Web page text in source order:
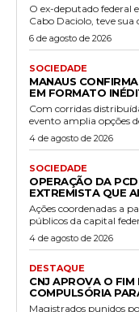
O ex-deputado federal
Cabo Daciolo, teve sua
6 de agosto de 2026
SOCIEDADE
MANAUS
EM FORMATO
Com corridas
evento amplia opções
4 de agosto de 2026
SOCIEDADE
OPERAÇÃO DA
EXTREMISTA QUE
Ações coordenadas a
públicos da capital
4 de agosto de 2026
DESTAQUE
CNJ APROVA O
COMPULSÓRIA
Magistrados punidos